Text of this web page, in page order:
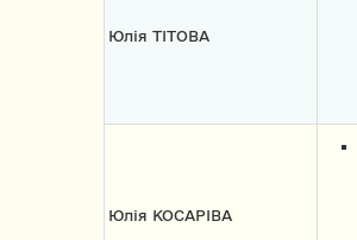
Юлія ТІТОВА
Юлія КОСАРІВА